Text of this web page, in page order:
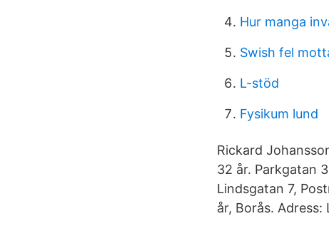
Hur manga
Swish fel
L-stöd
Fysikum lund
Rickard
32 år. Parkgatan
Lindsgatan 7,
år, Borås.